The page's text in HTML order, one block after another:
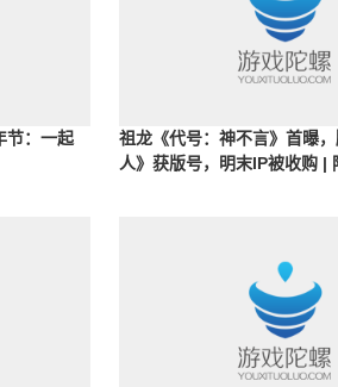
节：一起
祖龙《代号：神不言》首曝
人》获版号，明末IP被收购 |